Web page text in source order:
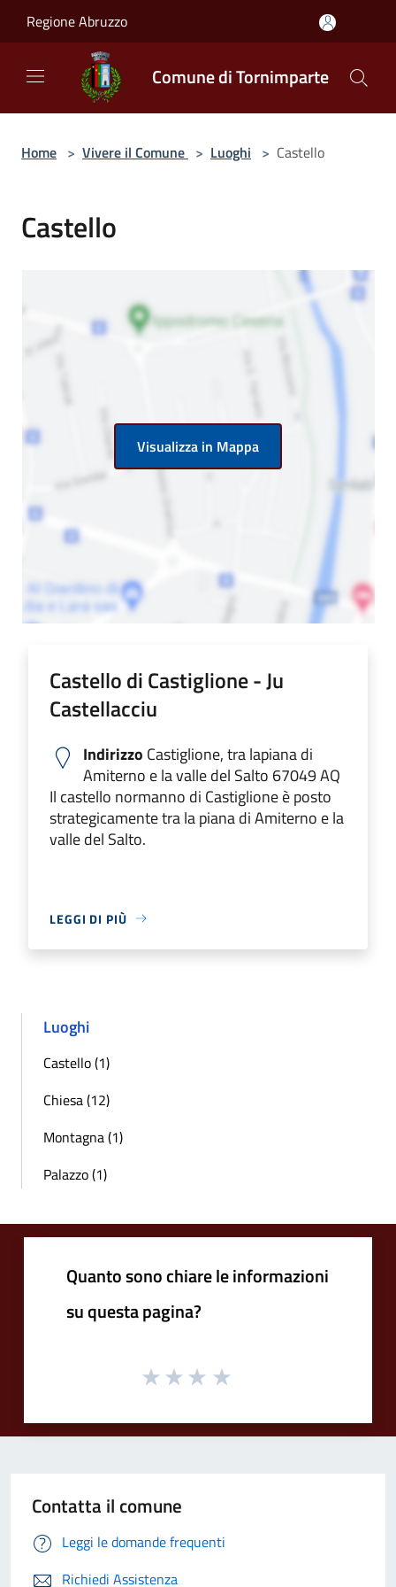
Regione Abruzzo
Comune di Tornimparte
Home > Vivere il Comune > Luoghi > Castello
Castello
Visualizza in Mappa
Castello di Castiglione - Ju
Castellacciu
Indirizzo Castiglione, tra lapiana di
Amiterno e la valle del Salto 67049 AQ
Il castello normanno di Castiglione è posto
strategicamente tra la piana di Amiterno e la
valle del Salto.
LEGGI DI PIÙ
Luoghi
Castello (1)
Chiesa (12)
Montagna (1)
Palazzo (1)
Quanto sono chiare le informazioni
su questa pagina?
Contatta il comune
Leggi le domande frequenti
Richiedi Assistenza